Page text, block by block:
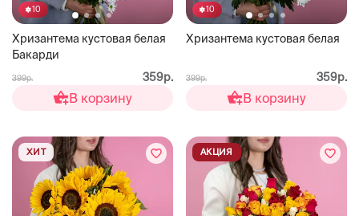
10
Хризантема кустовая белая
Бакарди
399р. 359р.
В корзину
10
Хризантема кустовая белая
399р. 359р.
В корзину
ХИТ АКЦИЯ